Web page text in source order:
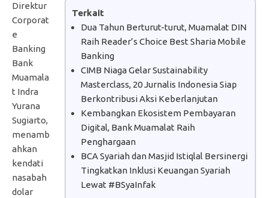
Terkait
Dua Tahun Berturut-turut, Muamalat DIN
Raih Reader’s Choice Best Sharia Mobile
Banking
CIMB Niaga Gelar Sustainability
Masterclass, 20 Jurnalis Indonesia Siap
Berkontribusi Aksi Keberlanjutan
Kembangkan Ekosistem Pembayaran
Digital, Bank Muamalat Raih
Penghargaan
BCA Syariah dan Masjid Istiqlal Bersinergi
Tingkatkan Inklusi Keuangan Syariah
Lewat #BSyaInfak
Direktur
Corporat
e
Banking
Bank
Muamala
t Indra
Yurana
Sugiarto,
menamb
ahkan
kendati
nasabah
dolar